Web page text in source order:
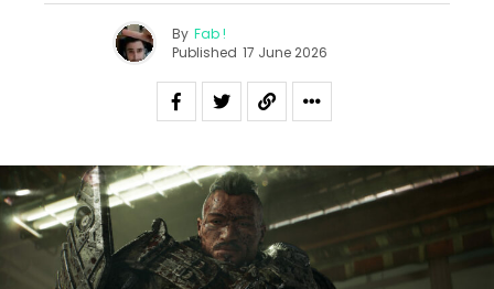
By Fab !
Published 17 June 2026